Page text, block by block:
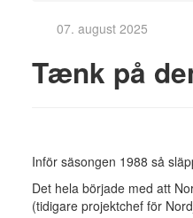
07. august 2025
Tænk på
Inför säsongen 1988 så
Det hela började med att
(tidigare projektchef för